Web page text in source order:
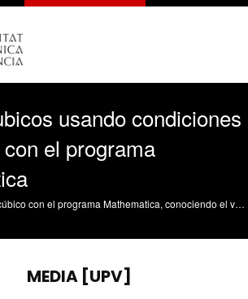
usando condiciones
el programa
Se calcula el spline cúbico con el programa Mathematica, conociendo el valor de una función en (n +1) puntos y dos derivadas (primera y/o segunda) en alguno(s) punto(s) de los anteriores, usando las propiedades que lo caracterizan: es una función continua y con derivadas continuas hasta orden 2 en todo el dominio considerado y en entre cada par de puntos es un polinomio de grado menor o igual que tres. Balaguer Beser, ÁA. (2014). Splines cubicos usando condiciones generales con el programa Mathematica. https://riunet.upv.es/handle/10251/38032